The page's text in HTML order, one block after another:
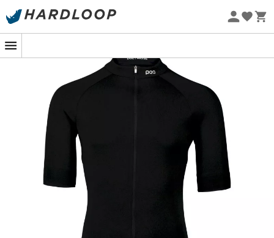
Promos d'été 🔥 -5 % EXTRA dès 2 produits* code Summer5
Eco-conçu
Une source d'inspiration pour vos sorties.
Pour vos sorties estivales sur les routes environnantes au
maillot de vélo Muse
confort et élégance. En effet, ce
maillot de vélo
a été conçu par la marque Poc